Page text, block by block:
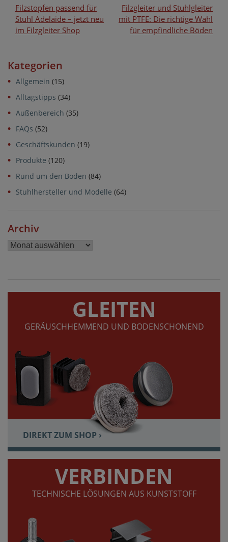
Beitragsnavigation
Filzstopfen passend für
Stuhl Adelaide – jetzt neu
im Filzgleiter Shop
Filzgleiter und Stuhlgleiter
mit PTFE: Die richtige Wahl
für empfindliche Böden
Kategorien
Allgemein (15)
Alltagstipps (34)
Außenbereich (35)
FAQs (52)
Geschäftskunden (19)
Produkte (120)
Rund um den Boden (84)
Stuhlhersteller und Modelle (64)
Archiv
Archiv
GLEITEN
GERÄUSCHHEMMEND UND BODENSCHONEND
DIREKT ZUM SHOP ›
VERBINDEN
TECHNISCHE LÖSUNGEN AUS KUNSTSTOFF